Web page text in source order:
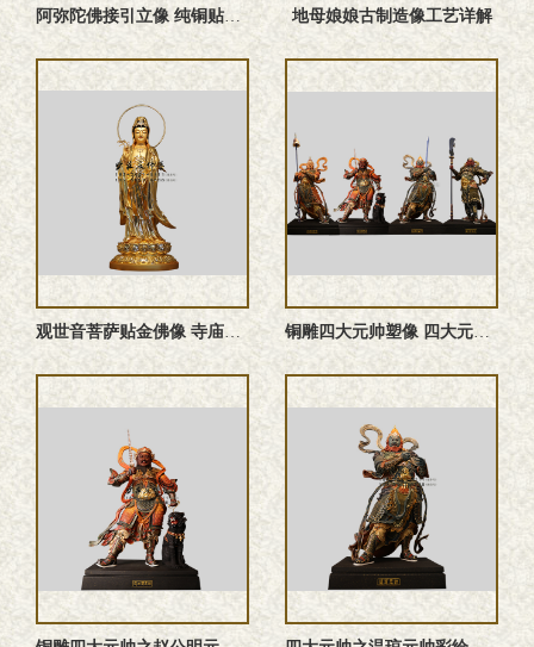
地母娘娘古制造像工艺详解
铜雕四大元帅塑像 四大元帅雕塑 四大元帅神像